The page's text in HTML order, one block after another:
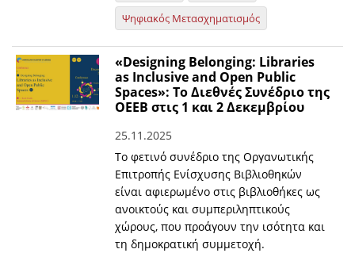
Ψηφιακός Μετασχηματισμός
«Designing Belonging: Libraries
as Inclusive and Open Public
Spaces»: Το Διεθνές Συνέδριο της
ΟΕΕΒ στις 1 και 2 Δεκεμβρίου
25.11.2025
Το φετινό συνέδριο της Οργανωτικής
Επιτροπής Ενίσχυσης Βιβλιοθηκών
είναι αφιερωμένο στις βιβλιοθήκες ως
ανοικτούς και συμπεριληπτικούς
χώρους, που προάγουν την ισότητα και
τη δημοκρατική συμμετοχή.